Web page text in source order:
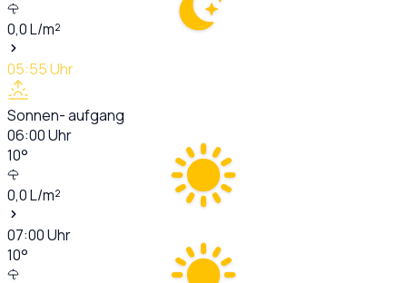
0,0L/m²
05:55Uhr
Sonnen- aufgang
06:00Uhr
10°
0,0L/m²
07:00Uhr
10°